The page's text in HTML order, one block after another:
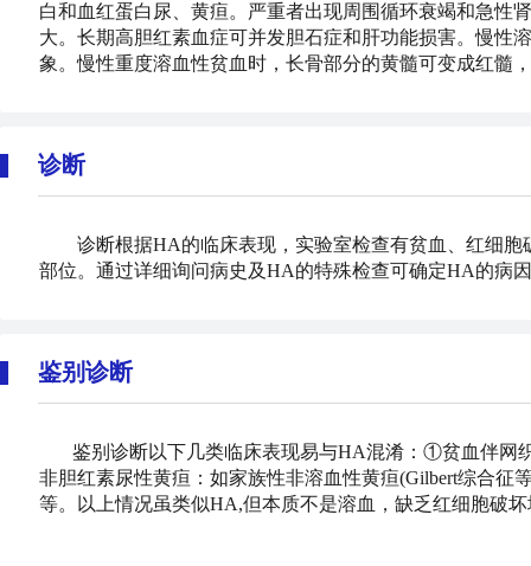
白和血红蛋白尿、黄疸。严重者出现周围循环衰竭和急性
大。长期高胆红素血症可并发胆石症和肝功能损害。慢性
象。慢性重度溶血性贫血时，长骨部分的黄髓可变成红髓
诊断
诊断根据HA的临床表现，实验室检查有贫血、红细胞
部位。通过详细询问病史及HA的特殊检查可确定HA的病
鉴别诊断
鉴别诊断以下几类临床表现易与HA混淆：①贫血伴网
非胆红素尿性黄疸：如家族性非溶血性黄疸(Gilbert综合
等。以上情况虽类似HA,但本质不是溶血，缺乏红细胞破